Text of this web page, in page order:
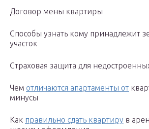
Договор мены квартиры
Способы узнать кому принадлежит
участок
Страховая защита для
Чем отличаются апартаменты от
минусы
Как правильно сдать квартиру в